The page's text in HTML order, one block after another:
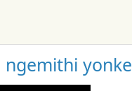
yonke